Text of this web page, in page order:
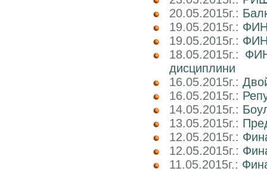
20.05.2015г.:
19.05.2015г.:
19.05.2015г.:
18.05.2015г.:
дисциплини
16.05.2015г.:
16.05.2015г.:
14.05.2015г.:
13.05.2015г.:
12.05.2015г.:
12.05.2015г.:
11.05.2015г.: